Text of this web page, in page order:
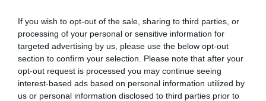
If you wish to opt-out of the sale, sharing to third parties, or
processing of your personal or sensitive information for
targeted advertising by us, please use the below opt-out
section to confirm your selection. Please note that after your
opt-out request is processed you may continue seeing
interest-based ads based on personal information utilized by
us or personal information disclosed to third parties prior to
TARIFFE
Villa Palmentiello
9.33 kmdal centro
Eccezionale 9.6